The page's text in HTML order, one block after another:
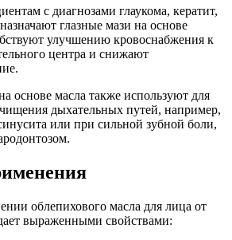
с диагнозами глаукома, кератит,
глазные мази на основе
улучшению кровоснабжения к
центра и снижают
основе масла также используют для
дыхательных путей, например,
или при сильной зубной боли,
облепихового масла для лица от
выраженными свойствами: